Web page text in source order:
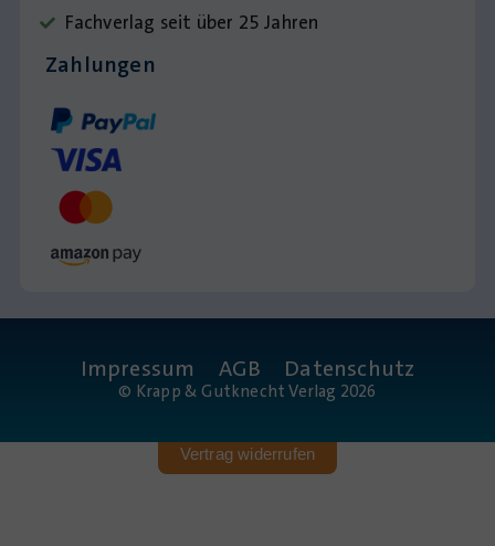
Fachverlag seit über 25 Jahren
Zahlungen
Impressum AGB Datenschutz
© Krapp & Gutknecht Verlag 2026
Vertrag widerrufen